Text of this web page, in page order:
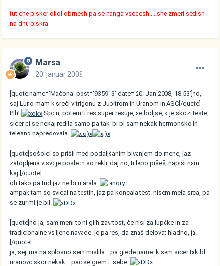
tut che pisker okol obrnesh pa se nanga vsedesh.....she zmeri sedish
na dnu piskra
Marsa
20. januar 2008
[quote name='Mačona' post='935913' date='20. Jan 2008, 18:53']no,
saj Luno mam k sreči v trigonu z Jupitrom in Uranom in ASC[/quote]
Pih!
Spon, potem ti res super resuje, se boljse, k je skozi teste,
sicer bi se nekaj redila samo pa tak, bi bl sam nekak hormonsko in
telesno napredovala.
[quote]sošolci so prišli med podaljšanim bivanjem do mene, jaz
zatopljena v svoje posle in so rekli, daj no, ti lepo pišeš, napiši nam
kaj.[/quote]
oh tako pa tud jaz ne bi marala.
ampak tam so svical na testih, jaz pa koncala test. nisem mela srca, pa
se zur mi je bil.
[quote]no ja, sam meni to ni glih zavrtost, če nisi za lupčke in za
tradicionalne vsiljene navade. je pa res, da znaš delovat hladno, ja.
[/quote]
ja, sej. ma na splosno sem mislila... pa glede name. k sem sicer tak bl
uranovc skor nekak... pac se grem it sebe.